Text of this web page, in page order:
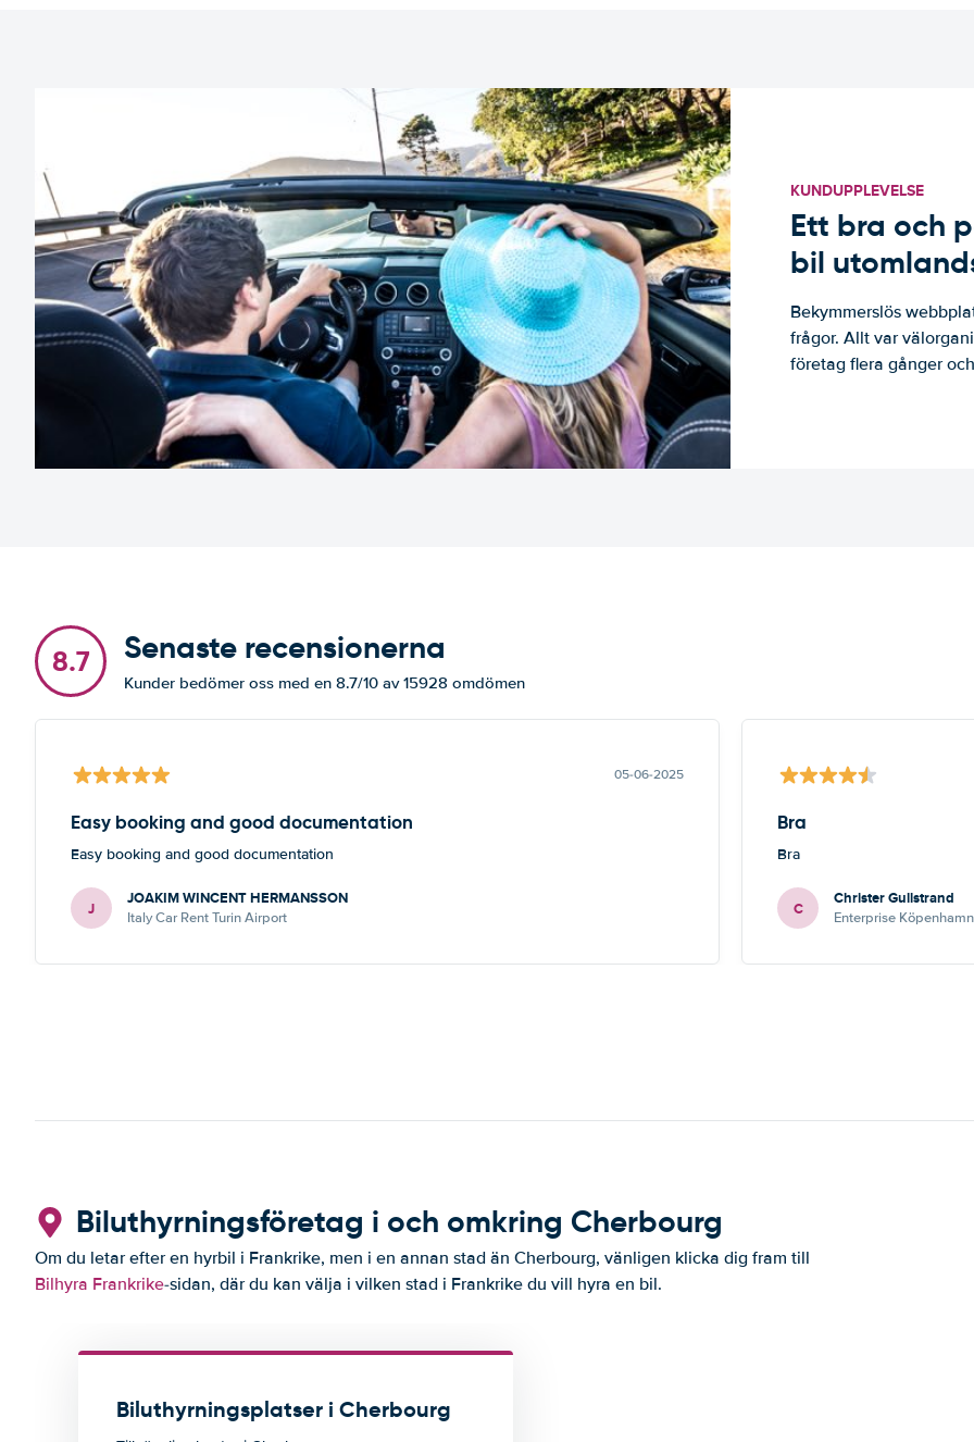
KUNDUPPLEVELSE
Ett bra och
bil
Bekymmerslös
frågor. Allt var
företag flera gånger
8.7 Senaste recensionerna
Kunder bedömer oss med en 8.7/10 av 15928 omdömen
05-06-2025
Easy booking and good documentation
Easy booking and good documentation
J JOAKIM WINCENT HERMANSSON
Italy Car Rent Turin Airport
Bra
Bra
C Christer Gullstrand
Enterprise
Biluthyrningsföretag i och omkring Cherbourg
Om du letar efter en hyrbil i Frankrike, men i en annan stad än Cherbourg, vänligen klicka dig fram till
Bilhyra Frankrike-sidan, där du kan välja i vilken stad i Frankrike du vill hyra en bil.
Biluthyrningsplatser i Cherbourg